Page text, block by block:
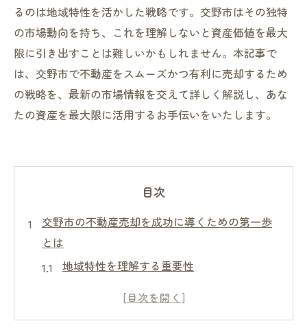
るのは地域特性を活かした戦略です。交野市はその独特
の市場動向を持ち、これを理解しないと資産価値を最大
限に引き出すことは難しいかもしれません。本記事で
は、交野市で不動産をスムーズかつ有利に売却するため
の戦略を、最新の市場情報を交えて詳しく解説し、あな
たの資産を最大限に活用するお手伝いをいたします。
目次
交野市の不動産売却を成功に導くための第一歩
とは
地域特性を理解する重要性
市場調査の手法とポイント